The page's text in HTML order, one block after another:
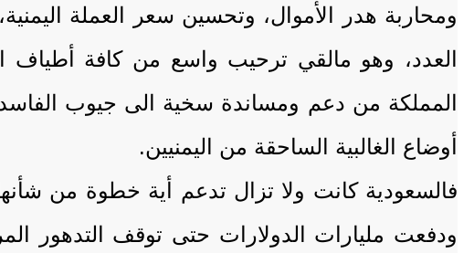
ومحاربة هدر الأموال، وتحسين سعر العملة
العدد، وهو مالقي ترحيب واسع من كافة أطياف
المملكة من دعم ومساندة سخية الى جيوب
أوضاع الغالبية الساحقة من اليمنيين.
فالسعودية كانت ولا تزال تدعم أية خطوة من شأنها
ودفعت مليارات الدولارات حتى توقف التدهور